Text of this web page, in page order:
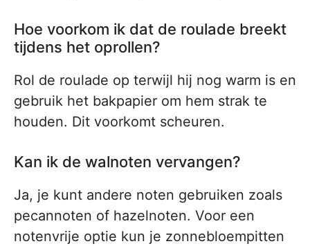
Hoe voorkom ik dat de roulade breekt
tijdens het oprollen?
Rol de roulade op terwijl hij nog warm is en
gebruik het bakpapier om hem strak te
houden. Dit voorkomt scheuren.
Kan ik de walnoten vervangen?
Ja, je kunt andere noten gebruiken zoals
pecannoten of hazelnoten. Voor een
notenvrije optie kun je zonnebloempitten